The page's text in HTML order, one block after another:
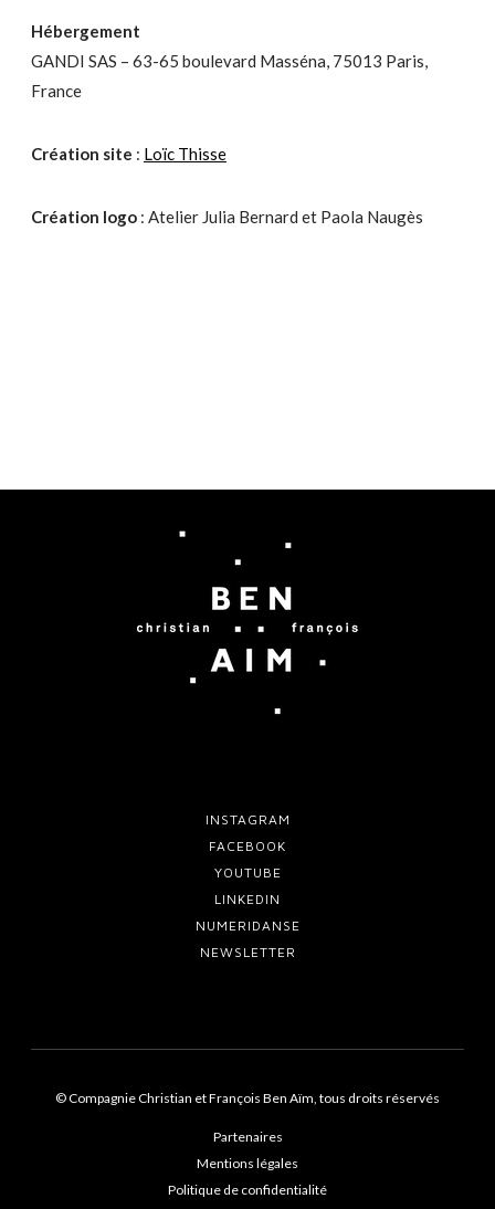
Hébergement
GANDI SAS – 63-65 boulevard Masséna, 75013 Paris,
France
Création site : Loïc Thisse
Création logo : Atelier Julia Bernard et Paola Naugès
INSTAGRAM
FACEBOOK
YOUTUBE
LINKEDIN
NUMERIDANSE
NEWSLETTER
© Compagnie Christian et François Ben Aïm, tous droits réservés
Partenaires
Mentions légales
Politique de confidentialité